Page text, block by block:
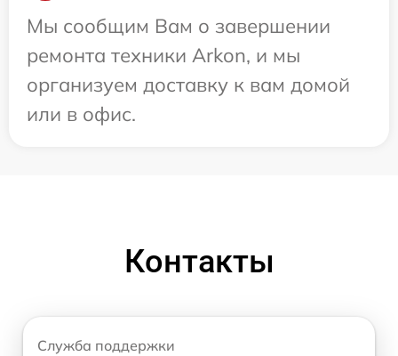
Мы сообщим Вам о завершении
ремонта техники Arkon, и мы
организуем доставку к вам домой
или в офис.
Контакты
Служба поддержки